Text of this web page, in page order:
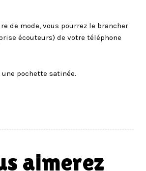
de mode, vous pourrez le brancher
écouteurs) de votre téléphone
pochette satinée.